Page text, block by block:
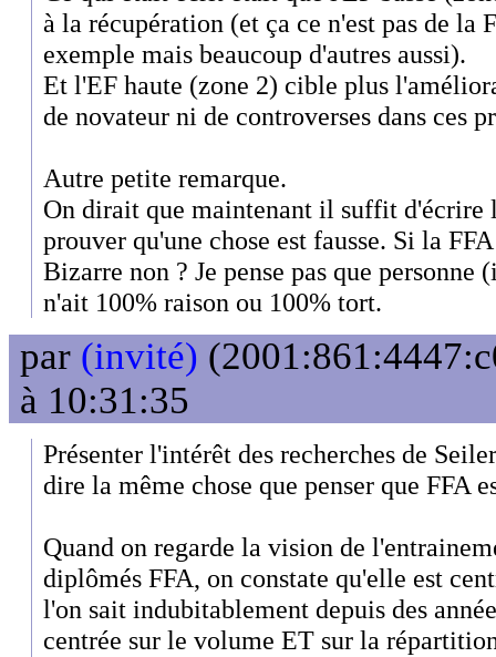
à la récupération (et ça ce n'est pas de la
exemple mais beaucoup d'autres aussi).
Et l'EF haute (zone 2) cible plus
de novateur ni de controverses dans ces
Autre petite remarque.
On dirait que maintenant il suffit d'écrire
prouver qu'une chose est fausse. Si la
Bizarre non ? Je pense pas que
n'ait 100% raison ou 100% tort.
par (invité)
à 10:31:35
Présenter l'intérêt des recherches de
dire la même chose que penser que FFA
Quand on regarde la vision de
diplômés FFA, on constate qu'elle est
l'on sait indubitablement depuis des
centrée sur le volume ET sur la